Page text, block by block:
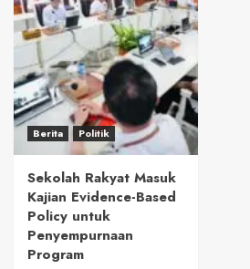
Berita Politik
Sekolah Rakyat Masuk
Kajian Evidence-Based
Policy untuk
Penyempurnaan
Program